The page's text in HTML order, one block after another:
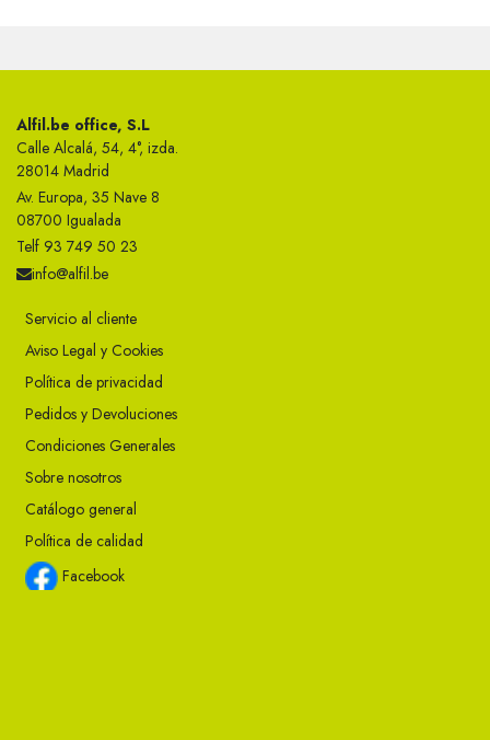
Alfil.be office, S.L
Calle Alcalá, 54, 4°, izda.
28014 Madrid
Av. Europa, 35 Nave 8
08700 Igualada
Telf 93 749 50 23
info@alfil.be
Servicio al cliente
Aviso Legal y Cookies
Política de privacidad
Pedidos y Devoluciones
Condiciones Generales
Sobre nosotros
Catálogo general
Política de calidad
Facebook